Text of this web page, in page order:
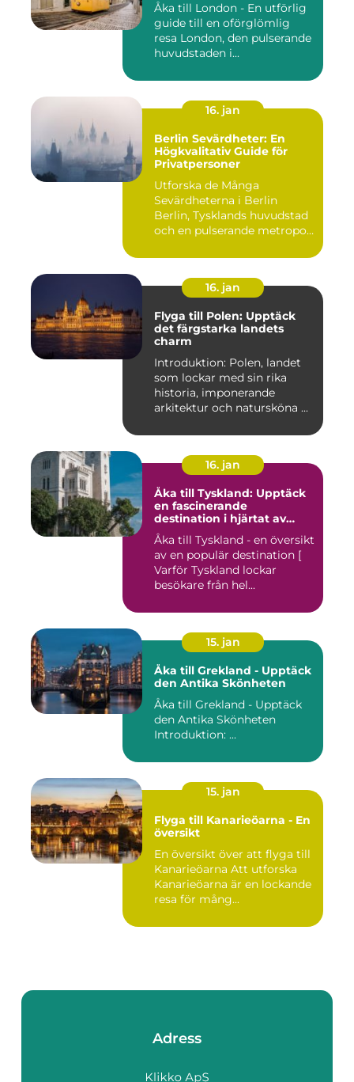
Åka till London - En utförlig
guide till en oförglömlig
resa London, den pulserande
huvudstaden i...
16. jan
Berlin Sevärdheter: En
Högkvalitativ Guide för
Privatpersoner
Utforska de Många
Sevärdheterna i Berlin
Berlin, Tysklands huvudstad
och en pulserande metropol,
16. jan
Flyga till Polen: Upptäck
det färgstarka landets
charm
Introduktion: Polen, landet
som lockar med sin rika
historia, imponerande
arkitektur och natursköna ...
16. jan
Åka till Tyskland: Upptäck
en fascinerande
destination i hjärtat av
Europa
Åka till Tyskland - en översikt
av en populär destination [
Varför Tyskland lockar
besökare från hel...
15. jan
Åka till Grekland - Upptäck
den Antika Skönheten
Åka till Grekland - Upptäck
den Antika Skönheten
Introduktion: ...
15. jan
Flyga till Kanarieöarna - En
översikt
En översikt över att flyga till
Kanarieöarna Att utforska
Kanarieöarna är en lockande
resa för mång...
Adress